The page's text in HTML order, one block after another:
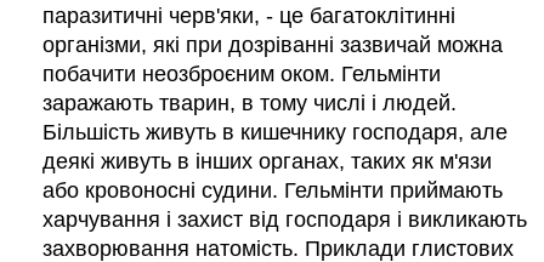
паразитичні черв'яки, - це багатоклітинні
організми, які при дозріванні зазвичай можна
побачити неозброєним оком. Гельмінти
заражають тварин, в тому числі і людей.
Більшість живуть в кишечнику господаря, але
деякі живуть в інших органах, таких як м'язи
або кровоносні судини. Гельмінти приймають
харчування і захист від господаря і викликають
захворювання натомість. Приклади глистових